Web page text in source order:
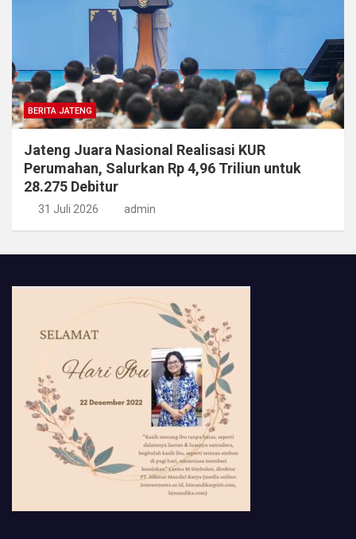
BERITA JATENG
Jateng Juara Nasional Realisasi KUR
Perumahan, Salurkan Rp 4,96 Triliun untuk
28.275 Debitur
31 Juli 2026 admin